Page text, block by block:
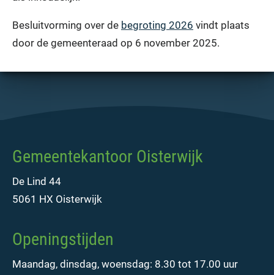
Besluitvorming over de begroting 2026 vindt plaats
door de gemeenteraad op 6 november 2025.
Gemeentekantoor Oisterwijk
De Lind 44
5061 HX Oisterwijk
Openingstijden
Maandag, dinsdag, woensdag: 8.30 tot 17.00 uur